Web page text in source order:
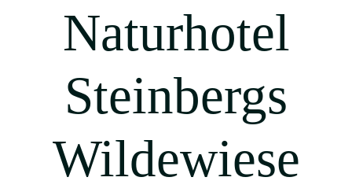
Naturhotel
Steinbergs
Wildewiese